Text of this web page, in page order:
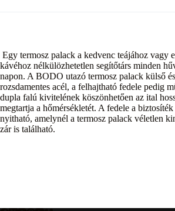
Egy termosz palack a kedvenc teájához vagy
kávéhoz nélkülözhetetlen segítőtárs minden
napon. A BODO utazó termosz palack külső
rozsdamentes acél, a felhajtható fedele pedig
dupla falú kivitelének köszönhetően az ital
megtartja a hőmérsékletét. A fedele a
nyitható, amelynél a termosz palack véletlen
zár is található.